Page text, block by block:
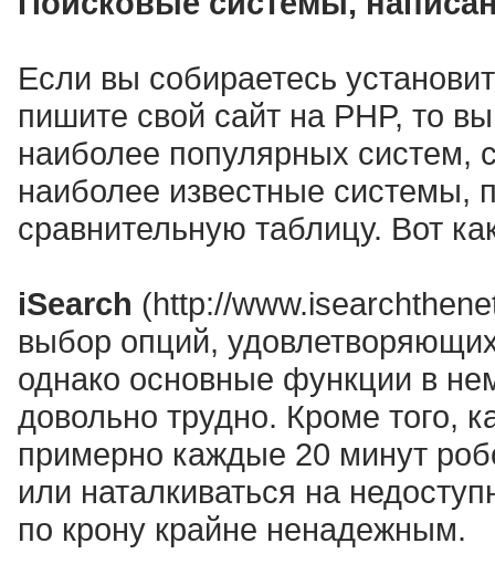
Если вы собираетесь
пишите свой сайт на PHP, то
наиболее популярных систем,
наиболее известные системы,
сравнительную таблицу. Вот
iSearch (http://
выбор опций,
однако основные функции в
довольно трудно. Кроме того,
примерно каждые 20 минут
или наталкиваться на
по крону крайне ненадежным.